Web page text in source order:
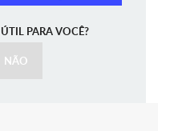
PARA VOCÊ?
NÃO